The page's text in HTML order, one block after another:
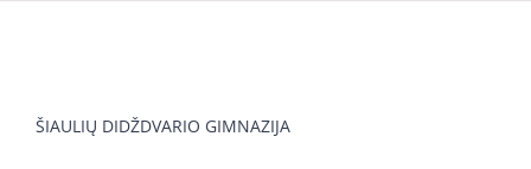
ŠIAULIŲ DIDŽDVARIO GIMNAZIJA